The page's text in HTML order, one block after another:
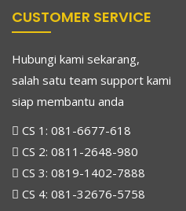
CUSTOMER SERVICE
Hubungi kami sekarang,
salah satu team support kami
siap membantu anda
CS 1: 081-6677-618
CS 2: 0811-2648-980
CS 3: 0819-1402-7888
CS 4: 081-32676-5758